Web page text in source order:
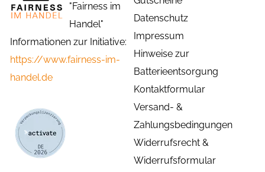
"Fairness im
Handel"
Informationen zur Initiative:
https://www.fairness-im-
handel.de
Datenschutz
Impressum
Hinweise zur
Batterieentsorgung
Kontaktformular
Versand- &
Zahlungsbedingungen
Widerrufsrecht &
Widerrufsformular